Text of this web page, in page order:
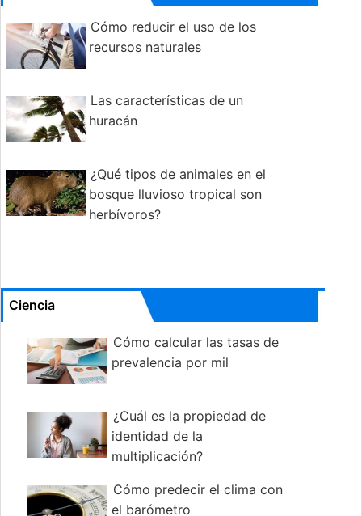
Cómo reducir el uso de los
recursos naturales
Las características de un
huracán
¿Qué tipos de animales en el
bosque lluvioso tropical son
herbívoros?
Ciencia
Cómo calcular las tasas de
prevalencia por mil
¿Cuál es la propiedad de
identidad de la
multiplicación?
Cómo predecir el clima con
el barómetro